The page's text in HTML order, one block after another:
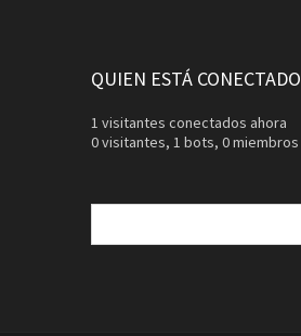
QUIEN ESTÁ CONECTADO
1 visitantes conectados ahora
0 visitantes, 1 bots, 0 miembros
Buscar: